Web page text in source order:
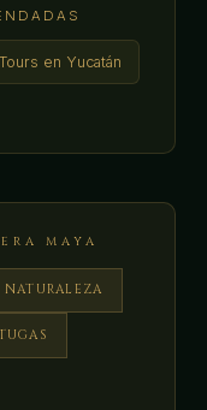
Tours en Yucatán
MAYA